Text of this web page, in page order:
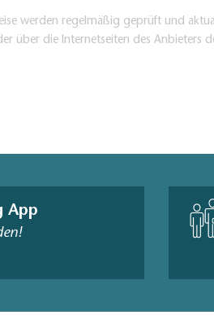
Extratipp:Fahrrad-
der Fahrrad-Pilgerkirche
werden regelmäßig geprüft und
über die Internetseiten des Anbieters
App